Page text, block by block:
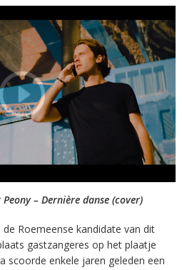
– Dernière danse (cover)
Roemeense kandidate van dit
gastzangeres op het plaatje
scoorde enkele jaren geleden een